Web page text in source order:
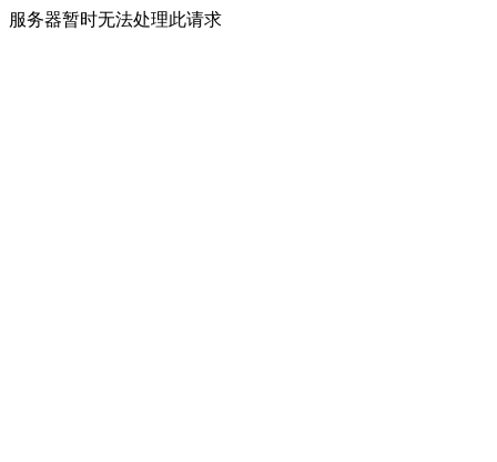
服务器暂时无法处理此请求